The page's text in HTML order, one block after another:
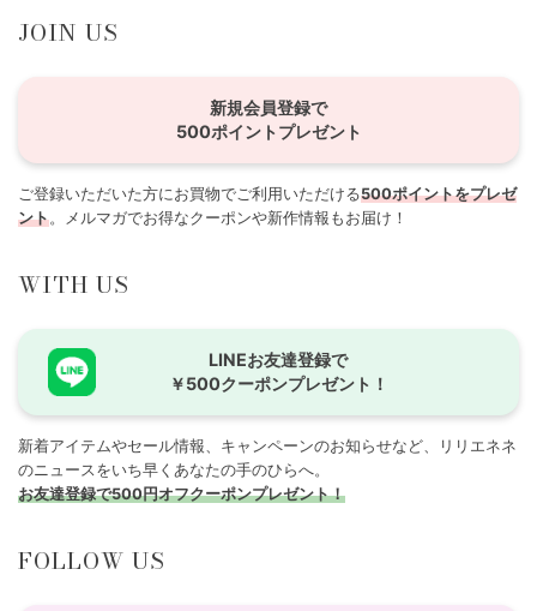
JOIN US
新規会員登録で
500ポイントプレゼント
ご登録いただいた方にお買物でご利用いただける500ポイントをプレゼ
ント。メルマガでお得なクーポンや新作情報もお届け！
WITH US
LINEお友達登録で
￥500クーポンプレゼント！
新着アイテムやセール情報、キャンペーンのお知らせなど、リリエネネ
のニュースをいち早くあなたの手のひらへ。
お友達登録で500円オフクーポンプレゼント！
FOLLOW US